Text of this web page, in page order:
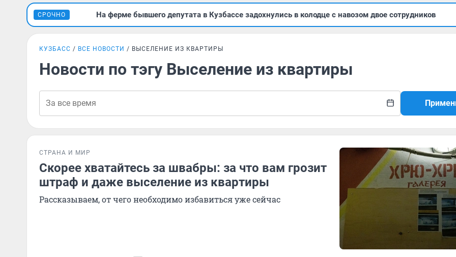
СРОЧНО На ферме бывшего депутата в Кузбассе задохнулись в колодце с навозом двое сотрудников
КУЗБАСС ВСЕ НОВОСТИ ВЫСЕЛЕНИЕ ИЗ КВАРТИРЫ
Новости по тэгу Выселение из квартиры
СТРАНА И МИР
Скорее хватайтесь за швабры: за что вам грозит
штраф и даже выселение из квартиры
Рассказываем, от чего необходимо избавиться уже сейчас